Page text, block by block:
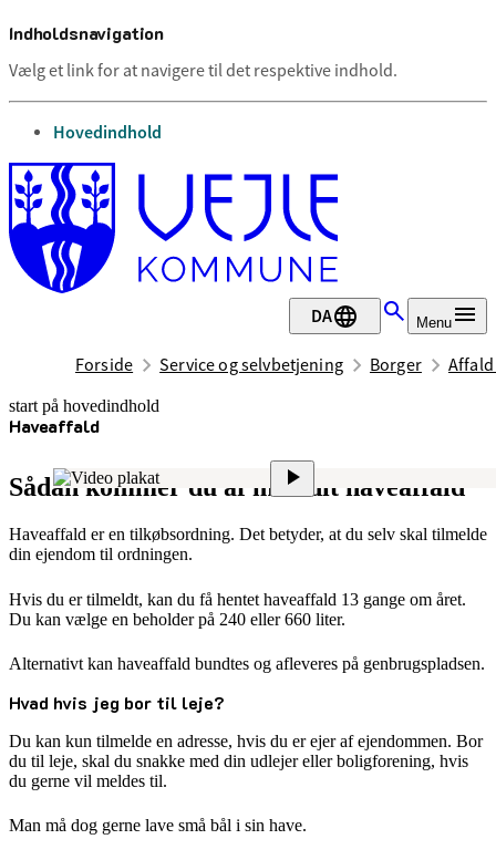
Indholdsnavigation
Vælg et link for at navigere til det respektive indhold.
gå til
Hovedindhold
DA Menu
Forside Service og selvbetjening Borger
start på hovedindhold
Haveaffald
senest opdateret 21. april 2026
Sådan kommer du af med dit haveaffald
Haveaffald er en tilkøbsordning. Det betyder, at du selv skal tilmelde
din ejendom til ordningen.
Hvis du er tilmeldt, kan du få hentet haveaffald 13 gange om året.
Du kan vælge en beholder på 240 eller 660 liter.
Alternativt kan haveaffald bundtes og afleveres på genbrugspladsen.
Hvad hvis jeg bor til leje?
Du kan kun tilmelde en adresse, hvis du er ejer af ejendommen. Bor
du til leje, skal du snakke med din udlejer eller boligforening, hvis
du gerne vil meldes til.
Man må dog gerne lave små bål i sin have.